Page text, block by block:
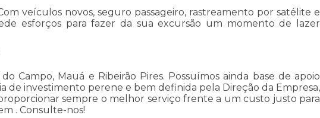
veículos novos, seguro passageiro, rastreamento por satélite e
esforços para fazer da sua excursão um momento de lazer
Campo, Mauá e Ribeirão Pires. Possuímos ainda base de apoio
de investimento perene e bem definida pela Direção da Empresa,
sempre o melhor serviço frente a um custo justo para
. Consulte-nos!